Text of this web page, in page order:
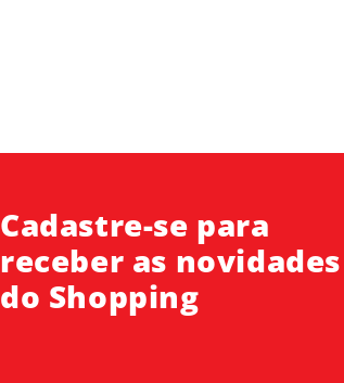
Cadastre-se para
receber as novidades
do Shopping